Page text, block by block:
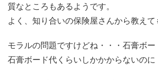
質なところもあるようです。
よく、知り合いの保険屋さんから教えて
モラルの問題ですけどね・・・石膏ボー
石膏ボード代くらいしかかからないのに